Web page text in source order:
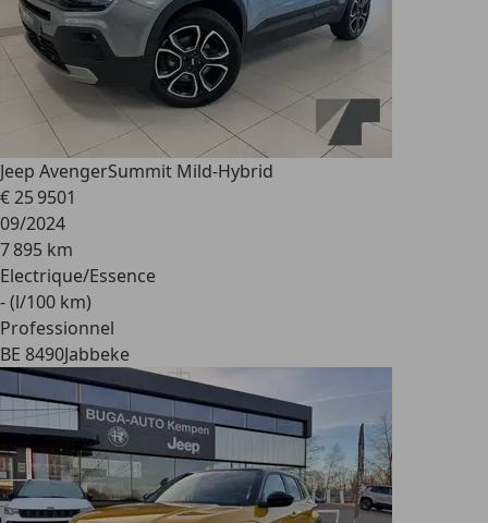
Jeep AvengerSummit Mild-Hybrid
€ 25 9501
09/2024
7 895 km
Electrique/Essence
- (l/100 km)
Professionnel
BE 8490Jabbeke